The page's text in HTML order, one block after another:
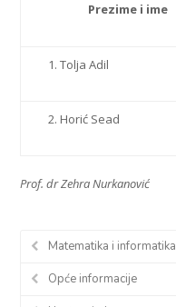
Prezime i ime
Tolja Adil
Horić Sead
Prof. dr Zehra Nurkanović
Matematika i informatika
Opće informacije